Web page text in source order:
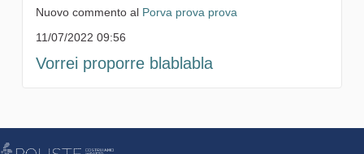
Nuovo commento al Porva prova prova
11/07/2022 09:56
Vorrei proporre blablabla